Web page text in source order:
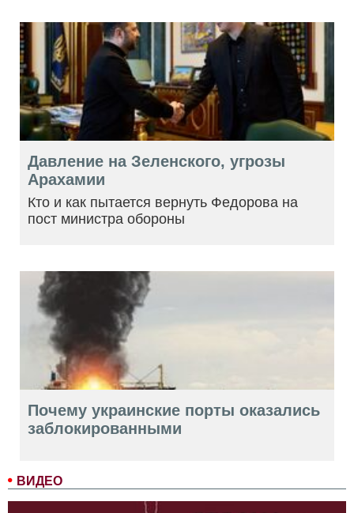
ВИДЕО
Давление на Зеленского, угрозы
Арахамии
Кто и как пытается вернуть Федорова на
пост министра обороны
Почему украинские порты оказались
заблокированными